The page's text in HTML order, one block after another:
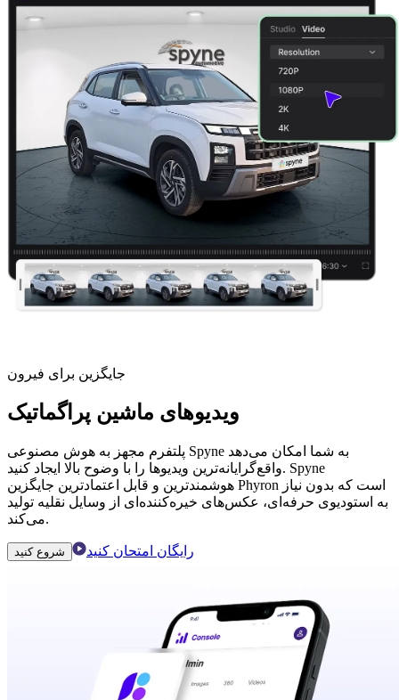
جایگزین برای فیرون
ویدیوهای ماشین پراگماتیک
پلتفرم مجهز به هوش مصنوعی Spyne به شما امکان می‌دهد
واقع‌گرایانه‌ترین ویدیوها را با وضوح بالا ایجاد کنید. Spyne
هوشمندترین و قابل اعتمادترین جایگزین Phyron است که بدون نیاز
به استودیوی حرفه‌ای، عکس‌های خیره‌کننده‌ای از وسایل نقلیه تولید
می‌کند.
شروع کنید رایگان امتحان کنید